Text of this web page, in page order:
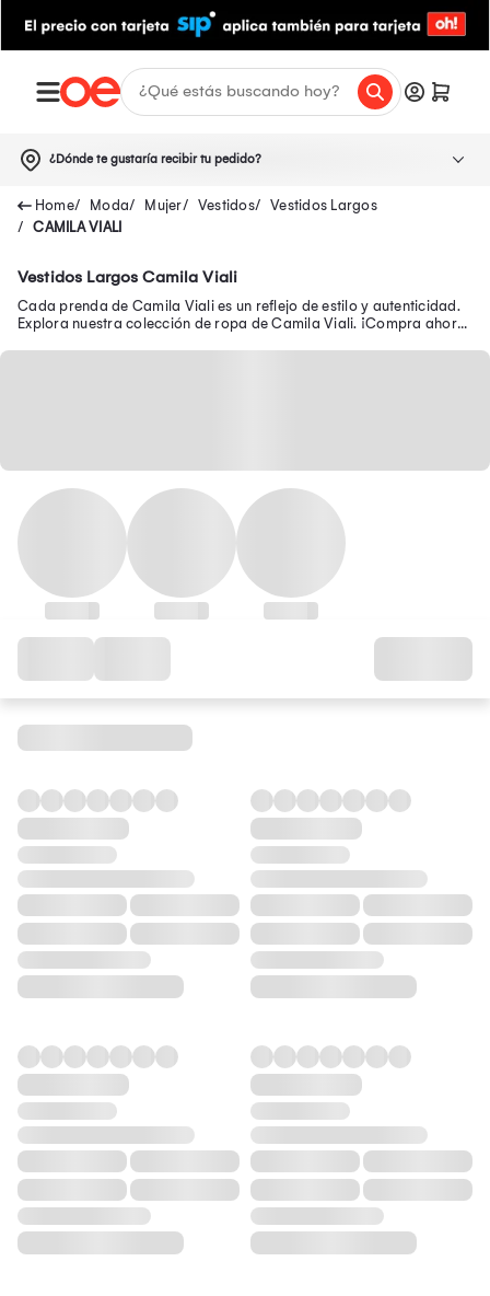
¿Dónde te gustaría recibir tu pedido?
Moda Mujer Vestidos
Vestidos Largos
CAMILA VIALI
Vestidos Largos Camila Viali
Cada prenda de Camila Viali es un reflejo de estilo y autenticidad.
Explora nuestra colección de ropa de Camila Viali. ¡Compra ahora